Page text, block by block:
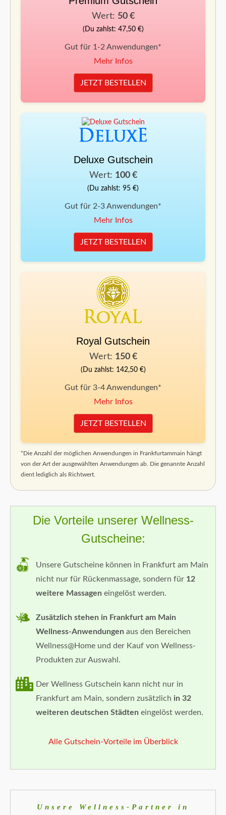
Wert: 50 €
(Du zahlst: 47,50 €)
Gut für 1-2 Anwendungen*
Mehr Infos
JETZT BESTELLEN
Deluxe Gutschein
Wert: 100 €
(Du zahlst: 95 €)
Gut für 2-3 Anwendungen*
Mehr Infos
JETZT BESTELLEN
Royal Gutschein
Wert: 150 €
(Du zahlst: 142,50 €)
Gut für 3-4 Anwendungen*
Mehr Infos
JETZT BESTELLEN
*Die Anzahl der möglichen Anwendungen in Frankfurtammain hängt
von der Art der ausgewählten Anwendungen ab. Die genannte Anzahl
dient lediglich als Richtwert.
Die Vorteile unserer Wellness-
Gutscheine:
Unsere Gutscheine können in Frankfurt am Main
nicht nur für Rückenmassage, sondern für 12
weitere Massagen eingelöst werden.
Zusätzlich stehen in Frankfurt am Main
Wellness-Anwendungen aus den Bereichen
Wellness@Home und der Kauf von Wellness-
Produkten zur Auswahl.
Der Wellness Gutschein kann nicht nur in
Frankfurt am Main, sondern zusätzlich in 32
weiteren deutschen Städten eingelöst werden.
Alle Gutschein-Vorteile im Überblick
Unsere Wellness-Partner in